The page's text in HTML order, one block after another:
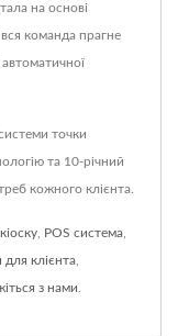
на основі
команда прагне
точки
та 10-річний
кожного клієнта.
POS система
клієнта
з нами